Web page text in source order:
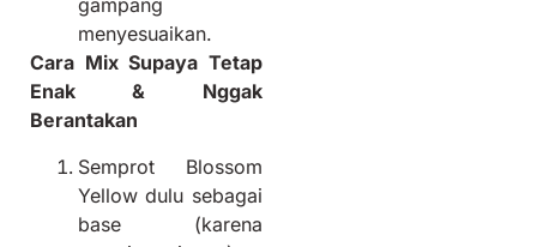
gampang
menyesuaikan.
Cara Mix Supaya Tetap
Enak & Nggak
Berantakan
Semprot Blossom
Yellow dulu sebagai
base (karena